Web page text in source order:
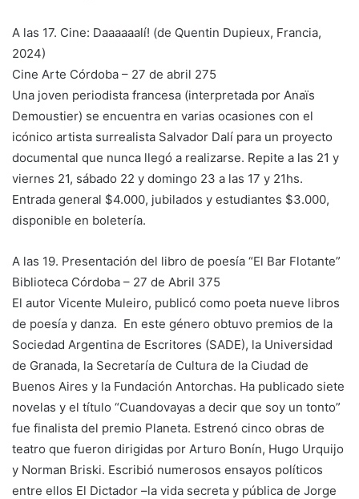
A las 17. Cine: Daaaaaalí! (de Quentin Dupieux, Francia,
2024)
Cine Arte Córdoba – 27 de abril 275
Una joven periodista francesa (interpretada por Anaïs
Demoustier) se encuentra en varias ocasiones con el
icónico artista surrealista Salvador Dalí para un proyecto
documental que nunca llegó a realizarse. Repite a las 21 y
viernes 21, sábado 22 y domingo 23 a las 17 y 21hs.
Entrada general $4.000, jubilados y estudiantes $3.000,
disponible en boletería.
A las 19. Presentación del libro de poesía “El Bar Flotante”
Biblioteca Córdoba – 27 de Abril 375
El autor Vicente Muleiro, publicó como poeta nueve libros
de poesía y danza. En este género obtuvo premios de la
Sociedad Argentina de Escritores (SADE), la Universidad
de Granada, la Secretaría de Cultura de la Ciudad de
Buenos Aires y la Fundación Antorchas. Ha publicado siete
novelas y el título “Cuandovayas a decir que soy un tonto”
fue finalista del premio Planeta. Estrenó cinco obras de
teatro que fueron dirigidas por Arturo Bonín, Hugo Urquijo
y Norman Briski. Escribió numerosos ensayos políticos
entre ellos El Dictador –la vida secreta y pública de Jorge